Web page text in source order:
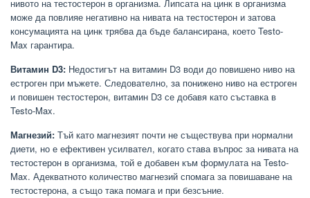
нивото на тестостерон в организма. Липсата на цинк в организма
може да повлияе негативно на нивата на тестостерон и затова
консумацията на цинк трябва да бъде балансирана, което Testo-
Max гарантира.
Витамин D3: Недостигът на витамин D3 води до повишено ниво на
естроген при мъжете. Следователно, за понижено ниво на естроген
и повишен тестостерон, витамин D3 се добавя като съставка в
Testo-Max.
Магнезий: Тъй като магнезият почти не съществува при нормални
диети, но е ефективен усилвател, когато става въпрос за нивата на
тестостерон в организма, той е добавен към формулата на Testo-
Max. Адекватното количество магнезий спомага за повишаване на
тестостерона, а също така помага и при безсъние.